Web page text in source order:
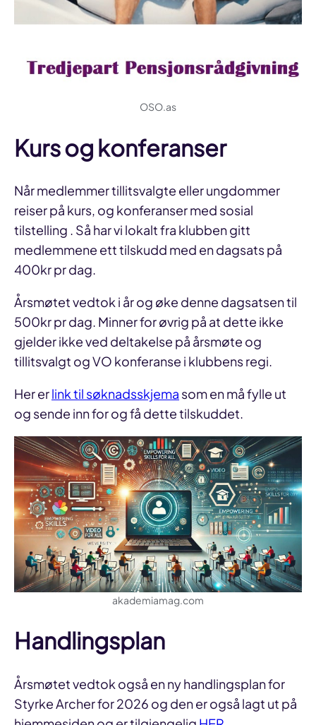
OSO.as
Kurs og konferanser
Når medlemmer tillitsvalgte eller ungdommer
reiser på kurs, og konferanser med sosial
tilstelling . Så har vi lokalt fra klubben gitt
medlemmene ett tilskudd med en dagsats på
400kr pr dag.
Årsmøtet vedtok i år og øke denne dagsatsen til
500kr pr dag. Minner for øvrig på at dette ikke
gjelder ikke ved deltakelse på årsmøte og
tillitsvalgt og VO konferanse i klubbens regi.
Her erlink til søknadsskjema som en må fylle ut
og sende inn for og få dette tilskuddet.
akademiamag.com
Handlingsplan
Årsmøtet vedtok også en ny handlingsplan for
Styrke Archer for 2026 og den er også lagt ut på